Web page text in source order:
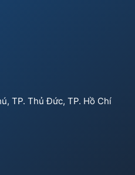
TP. Thủ Đức, TP. Hồ Chí